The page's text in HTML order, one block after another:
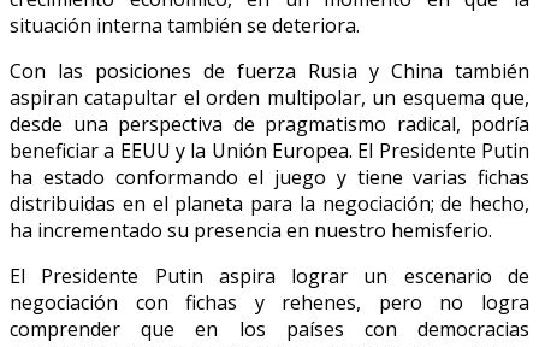
situación interna también se deteriora.
Con las posiciones de fuerza Rusia y China también
aspiran catapultar el orden multipolar, un esquema que,
desde una perspectiva de pragmatismo radical, podría
beneficiar a EEUU y la Unión Europea. El Presidente Putin
ha estado conformando el juego y tiene varias fichas
distribuidas en el planeta para la negociación; de hecho,
ha incrementado su presencia en nuestro hemisferio.
El Presidente Putin aspira lograr un escenario de
negociación con fichas y rehenes, pero no logra
comprender que en los países con democracias